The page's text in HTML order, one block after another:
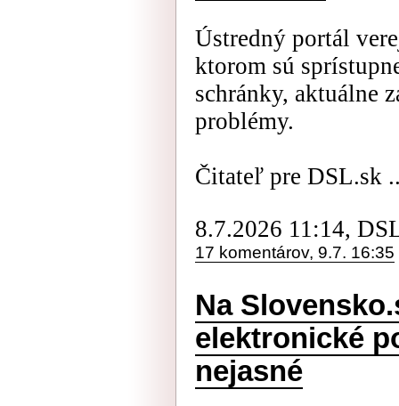
Ústredný portál
ktorom sú
schránky, aktuálne
problémy.
Čitateľ pre DSL.sk
8.7.2026 11:14,
17 komentárov, 9.7. 16:35
Na
elektronické
nejasné